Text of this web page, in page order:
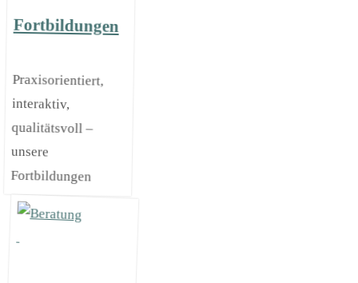
Fortbildungen
Praxisorientiert,
interaktiv,
qualitätsvoll –
unsere
Fortbildungen